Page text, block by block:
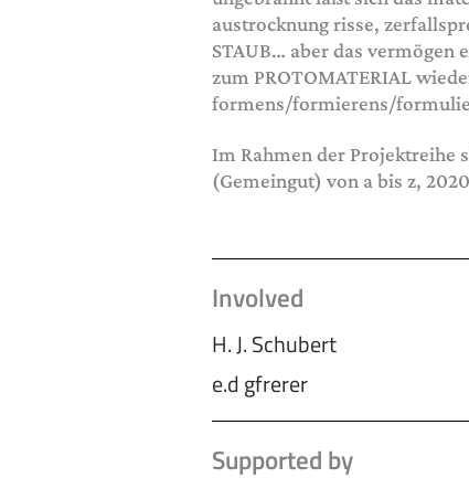
austrocknung risse,
STAUB… aber das
zum PROTOMATERIAL
formens/formierens/
Im Rahmen der Projektreihe
(Gemeingut) von a bis z,
Involved
H. J. Schubert
e.d gfrerer
Supported by